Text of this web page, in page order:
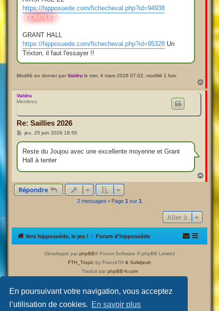
En poursuivant votre navigation, vous acceptez
l’utilisation de cookies. En savoir plus
https://hipposuede.com/fichecheval.php?id=94938
COMPLET
GRANT HALL
https://hipposuede.com/fichecheval.php?id=95328 Un
Trixton, il faut l'essayer !!
Modifié en dernier par Valdru le mer. 4 mars 2026 07:02, modifié 1 fois.
a
Valdru
Membres
Re: Saillies 2026
M
s
s
g
jeu. 25 juin 2026 18:50
Reste du Joujou avec une excellente moyenne et Grant
Hall à tenter
a
Répondre
2 messages • Page 1 sur 1
Aller à
Vers hipposuède, le jeu ! Forum d'hipposuède
Développé par phpBB® Forum Software © phpBB Limited
FTH_Tropic by FranckTH & Solidjeuh
Traduit par phpBB-fr.com